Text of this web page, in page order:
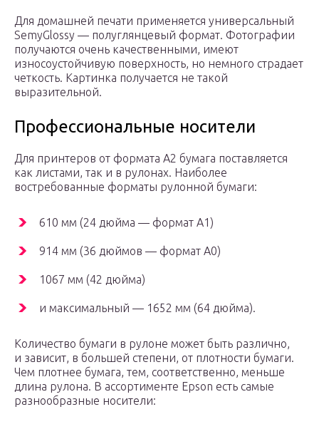
Для домашней печати применяется универсальный
SemyGlossy — полуглянцевый формат. Фотографии
получаются очень качественными, имеют
износоустойчивую поверхность, но немного страдает
четкость. Картинка получается не такой
выразительной.
Профессиональные носители
Для принтеров от формата А2 бумага поставляется
как листами, так и в рулонах. Наиболее
востребованные форматы рулонной бумаги:
610 мм (24 дюйма — формат А1)
914 мм (36 дюймов — формат А0)
1067 мм (42 дюйма)
и максимальный — 1652 мм (64 дюйма).
Количество бумаги в рулоне может быть различно,
и зависит, в большей степени, от плотности бумаги.
Чем плотнее бумага, тем, соответственно, меньше
длина рулона. В ассортименте Epson есть самые
разнообразные носители: